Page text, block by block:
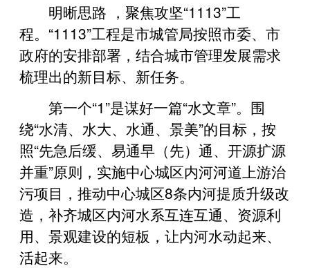
明晰思路 ，聚焦攻坚“1113”工
程。“1113”工程是市城管局按照市委、市
政府的安排部署，结合城市管理发展需求
梳理出的新目标、新任务。
第一个“1”是谋好一篇“水文章”。围
绕“水清、水大、水通、景美”的目标，按
照“先急后缓、易通早（先）通、开源扩源
并重”原则，实施中心城区内河河道上游治
污项目，推动中心城区8条内河提质升级改
造，补齐城区内河水系互连互通、资源利
用、景观建设的短板，让内河水动起来、
活起来。